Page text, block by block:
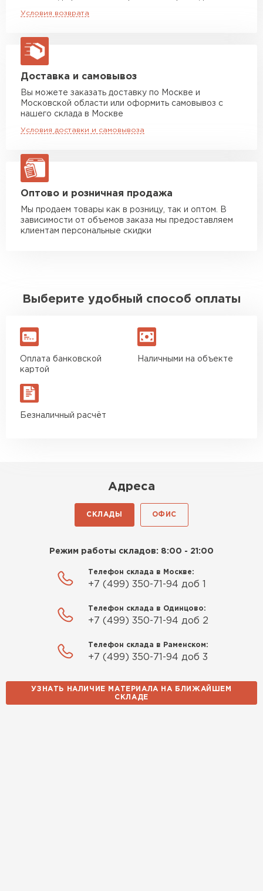
макс. длина груза 6 м
Машина до 10 тн до 37 м3
макс. длина груза 8 м
Машина до 20 тн до 80 м3
Манипулятор до 5 тн
макс. длина груза 6 м
от 7 000 руб
макс. длина груза 8 м
Манипулятор до 20 тн
макс. длина груза 13,5 м
ЗАКАЗАТЬ С ДОСТАВКОЙ
Условия возврата
Доставка и самовывоз
Вы можете заказать доставку по Москве и
Московской области или оформить самовывоз с
нашего склада в Москве
Условия доставки и самовывоза
Оптово и розничная продажа
Мы продаем товары как в розницу, так и оптом. В
зависимости от объемов заказа мы предоставляем
клиентам персональные скидки
Выберите удобный способ оплаты
Оплата банковской
картой
Наличными на объекте
Безналичный расчёт
Адреса
СКЛАДЫ ОФИС
Режим работы складов: 8:00 - 21:00
Телефон склада в Москве:
+7 (499) 350-71-94 доб 1
Телефон склада в Одинцово:
+7 (499) 350-71-94 доб 2
Телефон склада в Раменском:
+7 (499) 350-71-94 доб 3
УЗНАТЬ НАЛИЧИЕ МАТЕРИАЛА НА БЛИЖАЙШЕМ
СКЛАДЕ